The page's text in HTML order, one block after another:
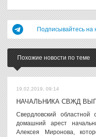
Подписывайтесь на
Похожие новости по теме
19.02.2019, 09:14
НАЧАЛЬНИКА СВЖД
Свердловский
домашний арест
Алексея Миронова,